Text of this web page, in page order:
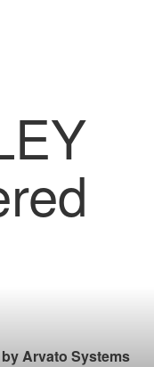
Arvato Systems